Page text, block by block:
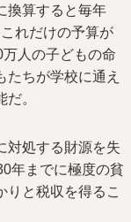
換算すると毎年
れだけの予算が
人の子どもの命
たちが学校に通え
。
対処する財源を失
年までに極度の貧
りと税収を得るこ